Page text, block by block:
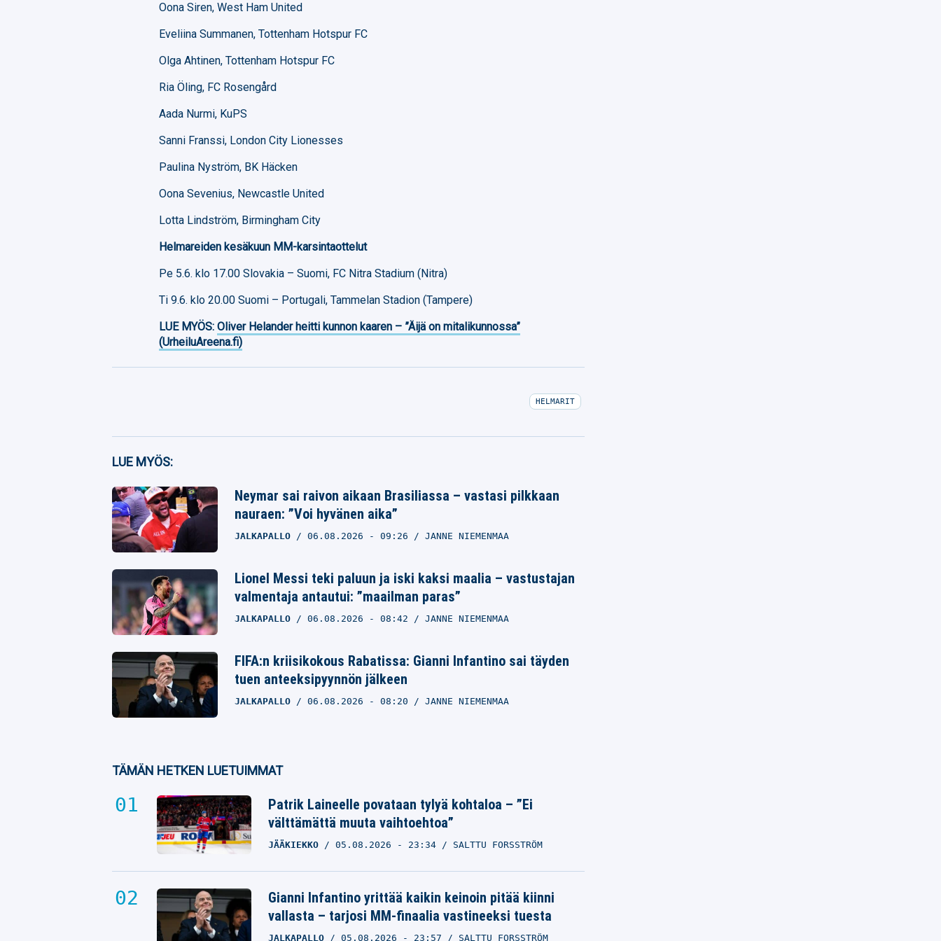
Oona Siren, West Ham United
Eveliina Summanen, Tottenham Hotspur FC
Olga Ahtinen, Tottenham Hotspur FC
Ria Öling, FC Rosengård
Aada Nurmi, KuPS
Sanni Franssi, London City Lionesses
Paulina Nyström, BK Häcken
Oona Sevenius, Newcastle United
Lotta Lindström, Birmingham City
Helmareiden kesäkuun MM-karsintaottelut
Pe 5.6. klo 17.00 Slovakia – Suomi, FC Nitra Stadium (Nitra)
Ti 9.6. klo 20.00 Suomi – Portugali, Tammelan Stadion (Tampere)
LUE MYÖS:Oliver Helander heitti kunnon kaaren – ”Äijä on mitalikunnossa”
(UrheiluAreena.fi)
Facebook
Twitter
Whatsapp
HELMARIT
LUE MYÖS:
Neymar sai raivon aikaan Brasiliassa – vastasi pilkkaan
nauraen: ”Voi hyvänen aika”
JALKAPALLO 06.08.2026 - 09:26 JANNE NIEMENMAA
Lionel Messi teki paluun ja iski kaksi maalia – vastustajan
valmentaja antautui: ”maailman paras”
JALKAPALLO 06.08.2026 - 08:42 JANNE NIEMENMAA
FIFA:n kriisikokous Rabatissa: Gianni Infantino sai täyden
tuen anteeksipyynnön jälkeen
JALKAPALLO 06.08.2026 - 08:20 JANNE NIEMENMAA
TÄMÄN HETKEN LUETUIMMAT
Patrik Laineelle povataan tylyä kohtaloa – ”Ei
välttämättä muuta vaihtoehtoa”
JÄÄKIEKKO 05.08.2026 - 23:34 SALTTU FORSSTRÖM
Gianni Infantino yrittää kaikin keinoin pitää kiinni
vallasta – tarjosi MM-finaalia vastineeksi tuesta
JALKAPALLO 05.08.2026 - 23:57 SALTTU FORSSTRÖM